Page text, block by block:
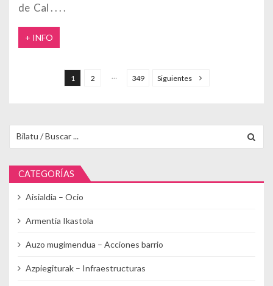
de Cal
+ INFO
1 2 349 Siguientes
CATEGORÍAS
Aisialdia – Ocio
Armentia Ikastola
Auzo mugimendua – Acciones barrio
Azpiegiturak – Infraestructuras